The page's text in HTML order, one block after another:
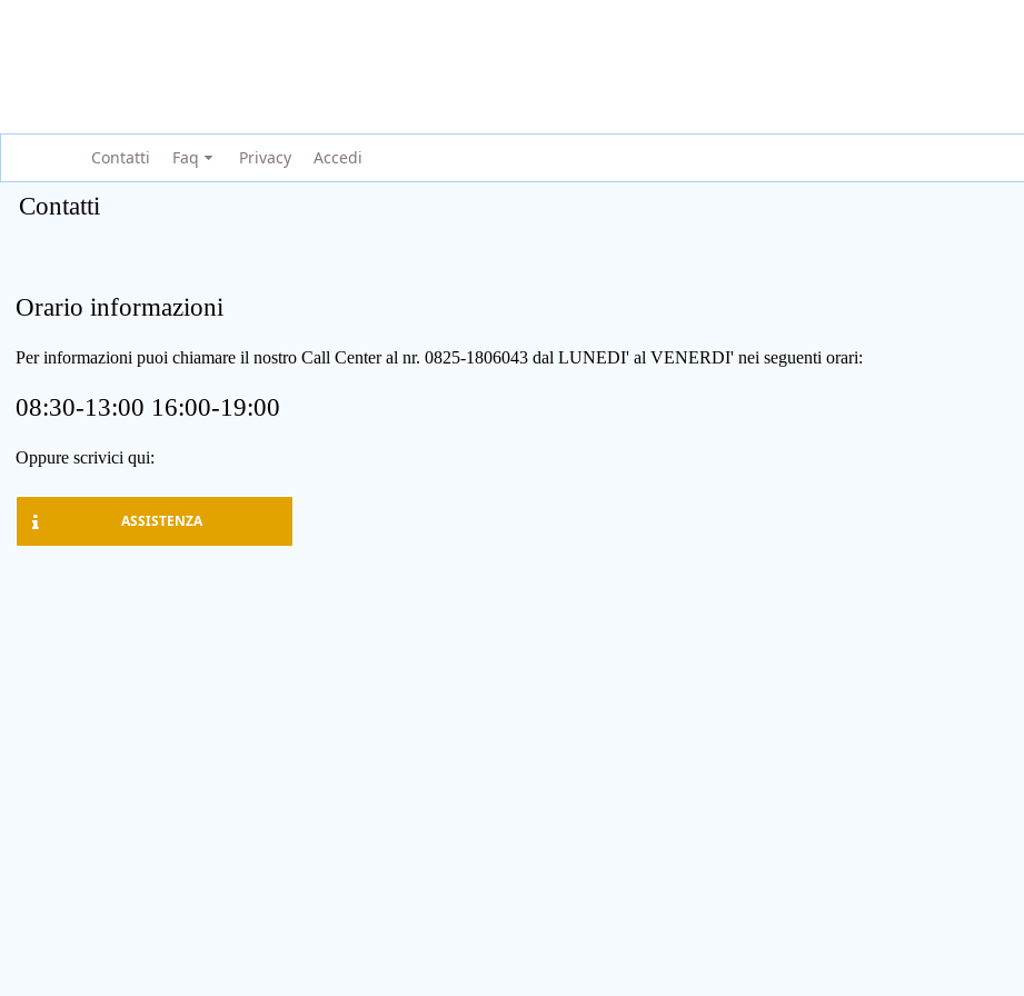
Contatti Faq Privacy Accedi
Contatti
Orario informazioni
Per informazioni puoi chiamare il nostro Call Center al nr. 0825-1806043 dal LUNEDI' al VENERDI' nei seguenti orari:
08:30-13:00 16:00-19:00
Oppure scrivici qui:
ASSISTENZA